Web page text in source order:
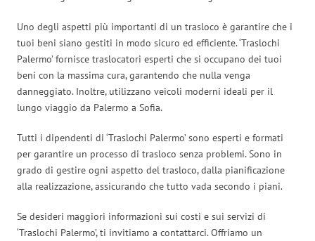
Uno degli aspetti più importanti di un trasloco è garantire che i
tuoi beni siano gestiti in modo sicuro ed efficiente. ‘Traslochi
Palermo’ fornisce traslocatori esperti che si occupano dei tuoi
beni con la massima cura, garantendo che nulla venga
danneggiato. Inoltre, utilizzano veicoli moderni ideali per il
lungo viaggio da Palermo a Sofia.
Tutti i dipendenti di ‘Traslochi Palermo’ sono esperti e formati
per garantire un processo di trasloco senza problemi. Sono in
grado di gestire ogni aspetto del trasloco, dalla pianificazione
alla realizzazione, assicurando che tutto vada secondo i piani.
Se desideri maggiori informazioni sui costi e sui servizi di
‘Traslochi Palermo’, ti invitiamo a contattarci. Offriamo un